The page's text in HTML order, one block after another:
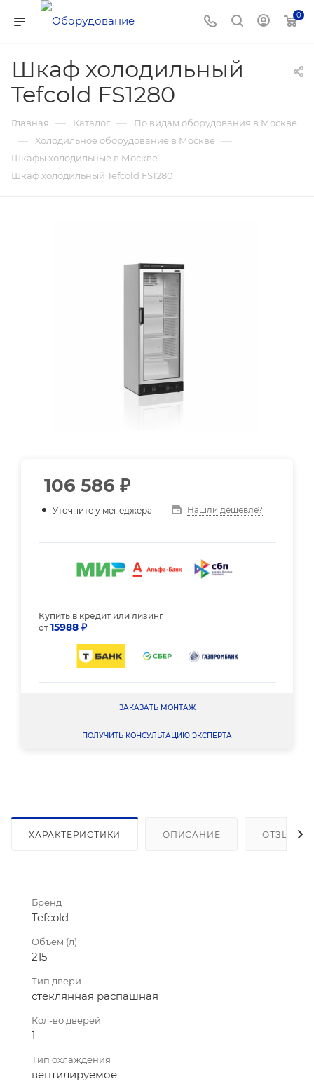
0
Шкаф холодильный
Tefcold FS1280
Главная — Каталог — По видам оборудования в Москве
— Холодильное оборудование в Москве —
Шкафы холодильные в Москве —
Шкаф холодильный Tefcold FS1280
106 586 ₽
Уточните у менеджера Нашли дешевле?
Купить в кредит или лизинг
от 15988 ₽
ЗАКАЗАТЬ МОНТАЖ
ПОЛУЧИТЬ КОНСУЛЬТАЦИЮ ЭКСПЕРТА
ХАРАКТЕРИСТИКИ ОПИСАНИЕ ОТЗЫВЫ
Бренд
Tefcold
Объем (л)
215
Тип двери
стеклянная распашная
Кол-во дверей
1
Тип охлаждения
вентилируемое